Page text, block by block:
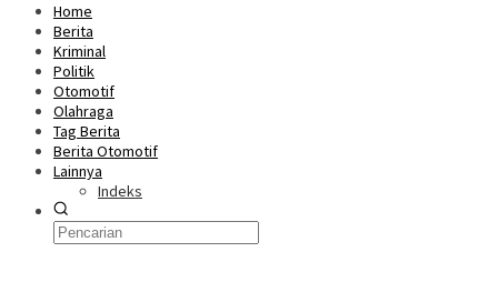
Home
Berita
Kriminal
Politik
Otomotif
Olahraga
Tag Berita
Berita Otomotif
Lainnya
Indeks